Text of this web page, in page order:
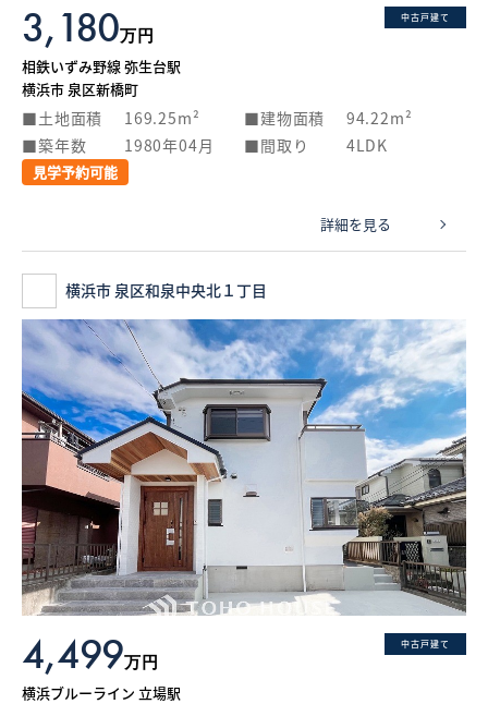
中古戸建て
3,180万円
相鉄いずみ野線 弥生台駅
横浜市 泉区新橋町
土地面積 169.25m² 建物面積
94.22m²
築年数
1980年04月 間取り 4LDK
見学予約可能
詳細を見る
横浜市 泉区和泉中央北１丁目
中古戸建て
4,499万円
横浜ブルーライン 立場駅